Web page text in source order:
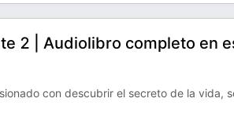
2 | Audiolibro completo en
con descubrir el secreto de la vida,